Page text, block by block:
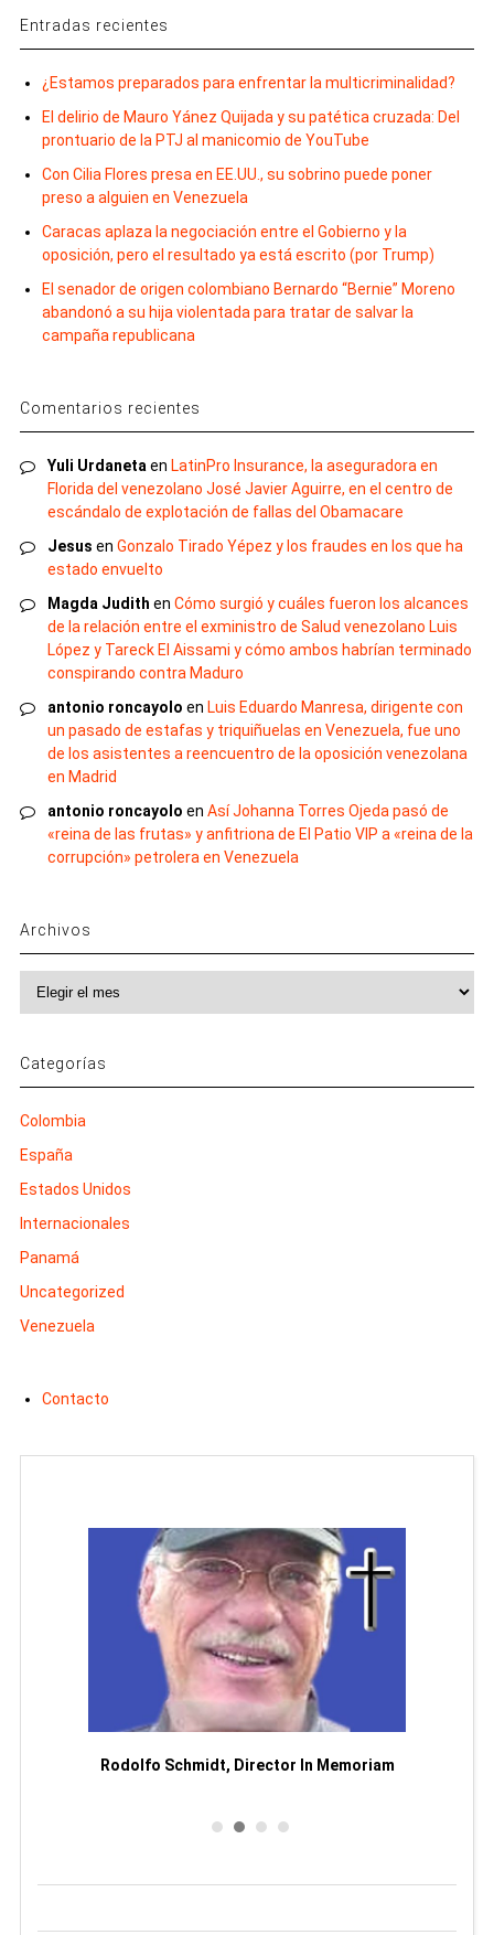
Entradas recientes
¿Estamos preparados para enfrentar la multicriminalidad?
El delirio de Mauro Yánez Quijada y su patética cruzada: Del
prontuario de la PTJ al manicomio de YouTube
Con Cilia Flores presa en EE.UU., su sobrino puede poner
preso a alguien en Venezuela
Caracas aplaza la negociación entre el Gobierno y la
oposición, pero el resultado ya está escrito (por Trump)
El senador de origen colombiano Bernardo “Bernie” Moreno
abandonó a su hija violentada para tratar de salvar la
campaña republicana
Comentarios recientes
Yuli Urdaneta en LatinPro Insurance, la aseguradora en
Florida del venezolano José Javier Aguirre, en el centro de
escándalo de explotación de fallas del Obamacare
Jesus en Gonzalo Tirado Yépez y los fraudes en los que ha
estado envuelto
Magda Judith en Cómo surgió y cuáles fueron los alcances
de la relación entre el exministro de Salud venezolano Luis
López y Tareck El Aissami y cómo ambos habrían terminado
conspirando contra Maduro
antonio roncayolo en Luis Eduardo Manresa, dirigente con
un pasado de estafas y triquiñuelas en Venezuela, fue uno
de los asistentes a reencuentro de la oposición venezolana
en Madrid
antonio roncayolo en Así Johanna Torres Ojeda pasó de
«reina de las frutas» y anfitriona de El Patio VIP a «reina de la
corrupción» petrolera en Venezuela
Archivos
Categorías
Colombia
España
Estados Unidos
Internacionales
Panamá
Uncategorized
Venezuela
Contacto
Rodolfo Schmidt, Director In Memoriam